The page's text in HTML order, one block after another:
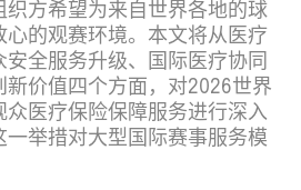
织方希望为来自世界各地的球
的观赛环境。本文将从医疗
全服务升级、国际医疗协同
价值四个方面，对2026世界
医疗保险保障服务进行深入
一举措对大型国际赛事服务模